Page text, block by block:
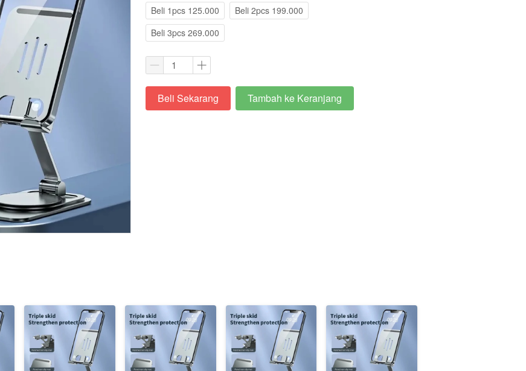
Beli 1pcs 125.000
Beli 2pcs 199.000
Beli 3pcs 269.000
`Beli Sekarang `
Tambah ke Keranjang